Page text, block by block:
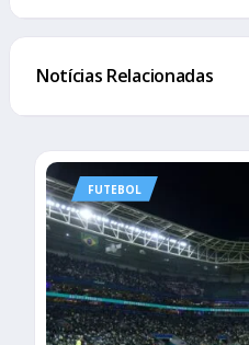
Notícias Relacionadas
FUTEBOL